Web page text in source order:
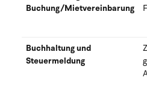
Buchung/Mietvereinbarung
Buchhaltung und
Steuermeldung